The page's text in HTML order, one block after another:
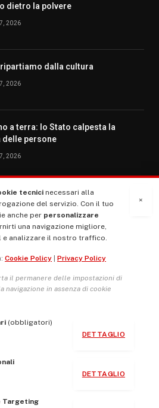
dietro la polvere
2026
ripartiamo dalla cultura
2026
a terra: lo Stato calpesta la
delle persone
2026
×
tecnici necessari alla
del servizio. Con il tuo
anche per personalizzare
una navigazione migliore,
analizzare il nostro traffico.
Cookie Policy Privacy Policy
il permanere delle impostazioni di
in assenza di cookie
(obbligatori)
DETTAGLIO
DETTAGLIO
Targeting